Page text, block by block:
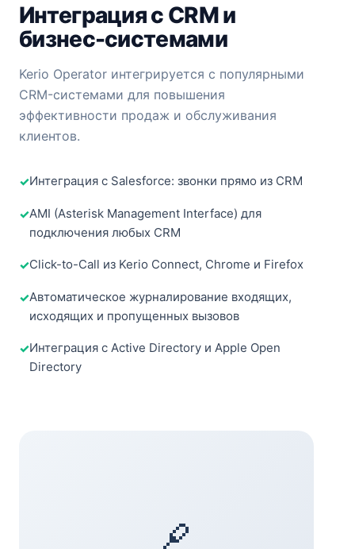
Интеграция с CRM и
бизнес-системами
Kerio Operator интегрируется с популярными
CRM-системами для повышения
эффективности продаж и обслуживания
клиентов.
Интеграция с Salesforce: звонки прямо из CRM
AMI (Asterisk Management Interface) для
подключения любых CRM
Click-to-Call из Kerio Connect, Chrome и Firefox
Автоматическое журналирование входящих,
исходящих и пропущенных вызовов
Интеграция с Active Directory и Apple Open
Directory